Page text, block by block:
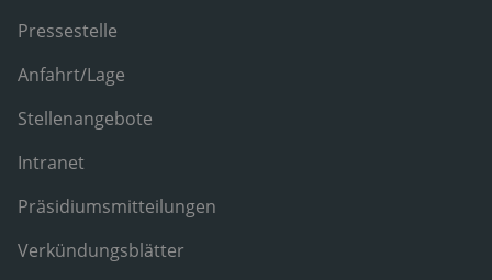
Pressestelle
Anfahrt/Lage
Stellenangebote
Intranet
Präsidiumsmitteilungen
Verkündungsblätter